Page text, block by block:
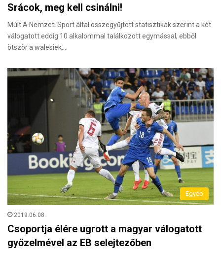
Srácok, meg kell csinálni!
Múlt A Nemzeti Sport által összegyűjtött statisztikák szerint a két
válogatott eddig 10 alkalommal találkozott egymással, ebből
ötször a walesiek,…
Egyéb
2019.06.08.
Csoportja élére ugrott a magyar válogatott
győzelmével az EB selejtezőben